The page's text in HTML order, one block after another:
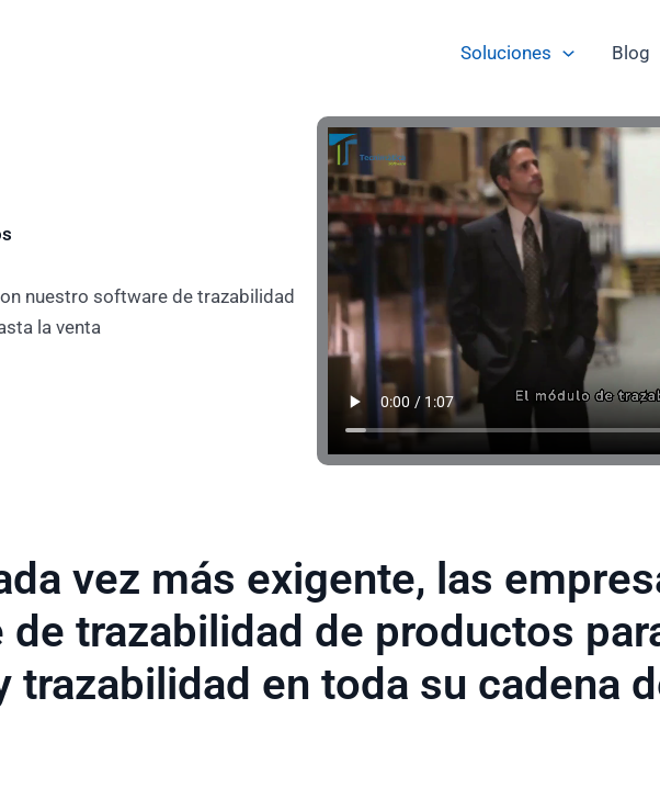
Soluciones Blog
nuestro software de trazabilidad
la venta
vez más exigente, las
trazabilidad de productos
trazabilidad en toda su cadena